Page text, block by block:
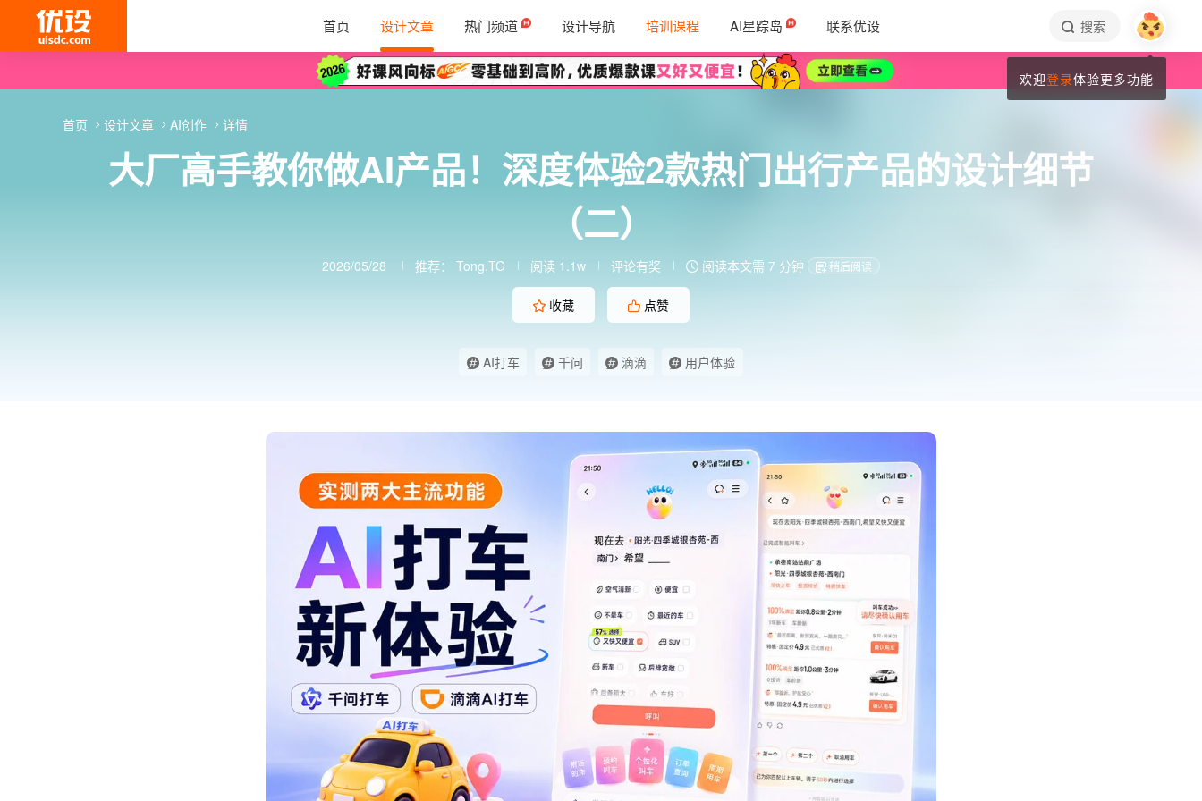
首页 设计文章 热门频道 设计导航 培训课程 AI星踪岛 联系优设 搜索
大厂高手教你做AI产品！深度体验2款热门出行产品的设计细节
（二）
2026/05/28 推荐： Tong.TG 阅读 1.1w 评论有奖 阅读本文需 7 分钟 稍后阅读
收藏 点赞
AI打车 千问 滴滴 用户体验
首页 设计文章 AI创作 详情
欢迎登录体验更多功能